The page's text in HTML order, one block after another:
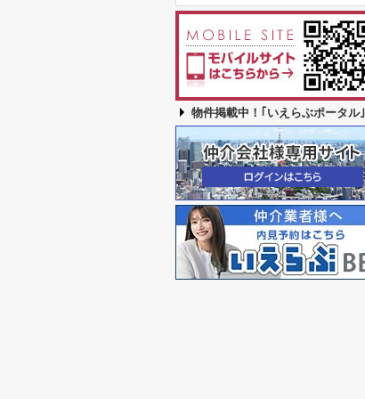
物件掲載中！｢いえらぶポータル｣